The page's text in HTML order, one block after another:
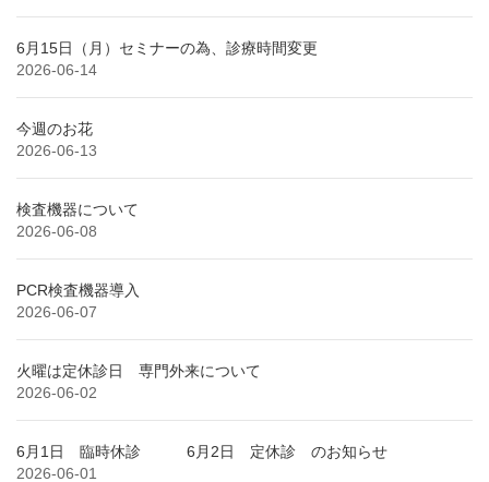
6月15日（月）セミナーの為、診療時間変更
2026-06-14
今週のお花
2026-06-13
検査機器について
2026-06-08
PCR検査機器導入
2026-06-07
火曜は定休診日 専門外来について
2026-06-02
6月1日 臨時休診 6月2日 定休診 のお知らせ
2026-06-01